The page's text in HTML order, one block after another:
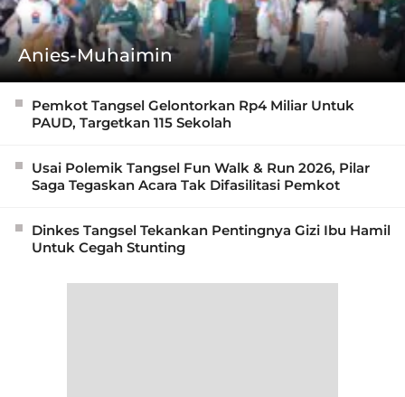
Anies-Muhaimin
Pemkot Tangsel Gelontorkan Rp4 Miliar Untuk
PAUD, Targetkan 115 Sekolah
Usai Polemik Tangsel Fun Walk & Run 2026, Pilar
Saga Tegaskan Acara Tak Difasilitasi Pemkot
Dinkes Tangsel Tekankan Pentingnya Gizi Ibu Hamil
Untuk Cegah Stunting